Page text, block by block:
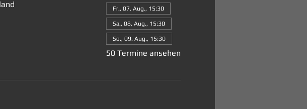
Fr., 07. Aug., 15:30
Sa., 08. Aug., 15:30
So., 09. Aug., 15:30
50 Termine ansehen